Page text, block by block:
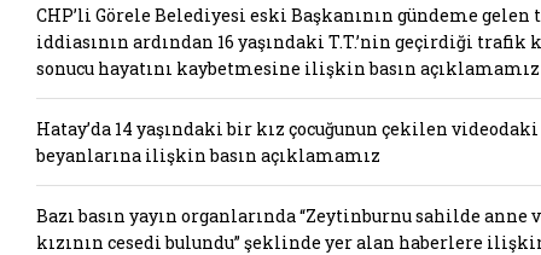
CHP’li Görele Belediyesi eski Başkanının gündeme gelen
iddiasının ardından 16 yaşındaki T.T.’nin geçirdiği trafik
sonucu hayatını kaybetmesine ilişkin basın açıklamamız
Hatay’da 14 yaşındaki bir kız çocuğunun çekilen videodaki
beyanlarına ilişkin basın açıklamamız
Bazı basın yayın organlarında “Zeytinburnu sahilde anne
kızının cesedi bulundu” şeklinde yer alan haberlere